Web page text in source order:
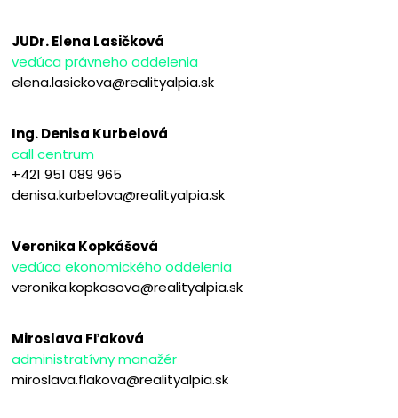
JUDr. Elena Lasičková
vedúca právneho oddelenia
elena.lasickova@realityalpia.sk
Ing. Denisa Kurbelová
call centrum
+421 951 089 965
denisa.kurbelova@realityalpia.sk
Veronika Kopkášová
vedúca ekonomického oddelenia
veronika.kopkasova@realityalpia.sk
Miroslava Fľaková
administratívny manažér
miroslava.flakova@realityalpia.sk